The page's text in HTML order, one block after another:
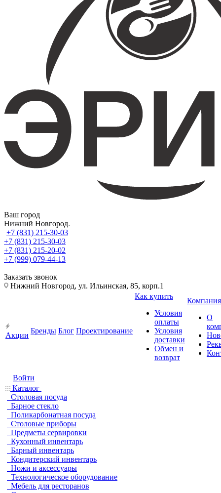
Ваш город
Нижний Новгород
+7 (831) 215-30-03
+7 (831) 215-30-03
+7 (831) 215-20-02
+7 (999) 079-44-13
Заказать звонок
Нижний Новгород, ул. Ильинская, 85, корп.1
Акции
Бренды Блог Проектирование
Как купить
Условия
оплаты
Условия
доставки
Обмен и
возврат
Компания
О
Войти
Каталог
Столовая посуда
Барное стекло
Поликарбонатная посуда
Столовые приборы
Предметы сервировки
Кухонный инвентарь
Барный инвентарь
Кондитерский инвентарь
Ножи и аксессуары
Технологическое оборудование
Мебель для ресторанов